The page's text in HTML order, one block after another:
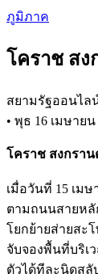
Skip
to
content
ภูมิภาค
โคราช สง
สยามรัฐออนไล
• พุธ 16 เมษายน
โคราช สงกรา
เมื่อวันที่ 15 เม
ตามถนนสายหลั
โยกย้ายส่ายสะ
จับจองพื้นที่บริเ
ตัวได้ทีละนิดสลั